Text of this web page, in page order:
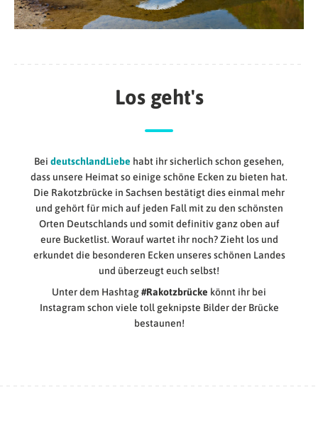
Los geht's
Bei deutschlandLiebe habt ihr sicherlich schon gesehen,
dass unsere Heimat so einige schöne Ecken zu bieten hat.
Die Rakotzbrücke in Sachsen bestätigt dies einmal mehr
und gehört für mich auf jeden Fall mit zu den schönsten
Orten Deutschlands und somit definitiv ganz oben auf
eure Bucketlist. Worauf wartet ihr noch? Zieht los und
erkundet die besonderen Ecken unseres schönen Landes
und überzeugt euch selbst!
Unter dem Hashtag#Rakotzbrücke könnt ihr bei
Instagram schon viele toll geknipste Bilder der Brücke
bestaunen!